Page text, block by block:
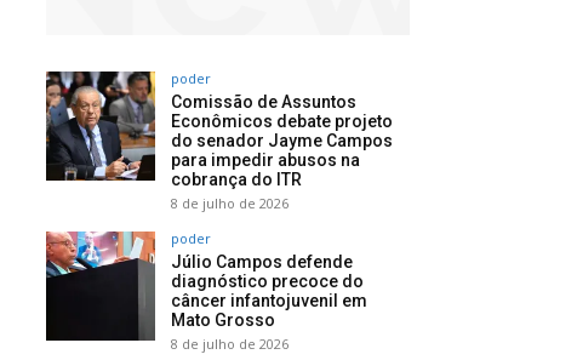
poder
Comissão de Assuntos
Econômicos debate projeto
do senador Jayme Campos
para impedir abusos na
cobrança do ITR
8 de julho de 2026
poder
Júlio Campos defende
diagnóstico precoce do
câncer infantojuvenil em
Mato Grosso
8 de julho de 2026